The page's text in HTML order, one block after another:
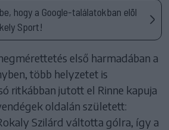
hogy a Google-találatokban elöl
Sport!
első harmadában a
több helyzetet is
ritkábban jutott el Rinne kapuja
oldalán született:
Szilárd váltotta gólra, így a